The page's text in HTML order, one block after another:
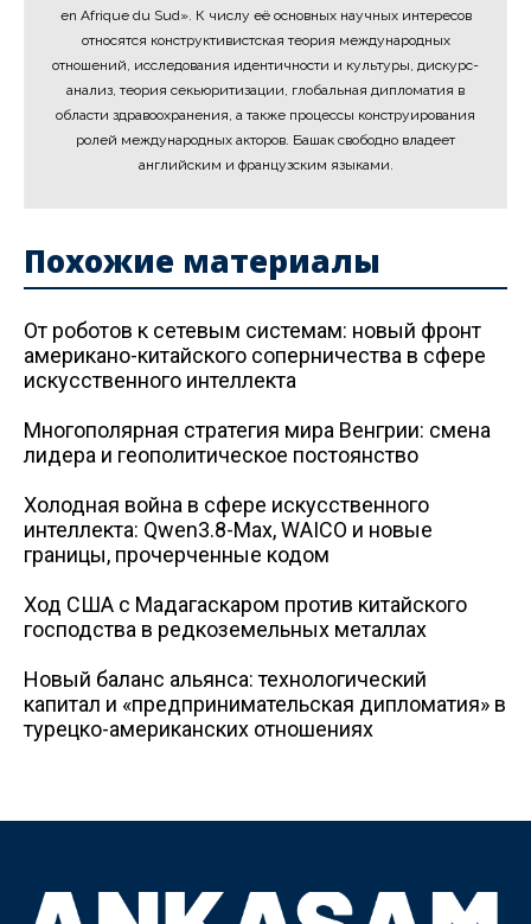
en Afrique du Sud». К числу её основных научных интересов
относятся конструктивистская теория международных
отношений, исследования идентичности и культуры, дискурс-
анализ, теория секьюритизации, глобальная дипломатия в
области здравоохранения, а также процессы конструирования
ролей международных акторов. Башак свободно владеет
английским и французским языками.
Похожие материалы
От роботов к сетевым системам: новый фронт
американо-китайского соперничества в сфере
искусственного интеллекта
Многополярная стратегия мира Венгрии: смена
лидера и геополитическое постоянство
Холодная война в сфере искусственного
интеллекта: Qwen3.8-Max, WAICO и новые
границы, прочерченные кодом
Ход США с Мадагаскаром против китайского
господства в редкоземельных металлах
Новый баланс альянса: технологический
капитал и «предпринимательская дипломатия» в
турецко-американских отношениях